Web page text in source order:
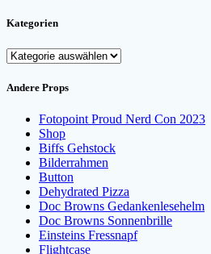
Kategorien
Kategorien
Andere Props
Fotopoint Proud Nerd Con 2023
Shop
Biffs Gehstock
Bilderrahmen
Button
Dehydrated Pizza
Doc Browns Gedankenlesehelm
Doc Browns Sonnenbrille
Einsteins Fressnapf
Flightcase